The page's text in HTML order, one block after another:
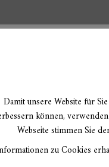
Damit unsere Website für
können,
Webseite stimmen Sie
zu Cookies